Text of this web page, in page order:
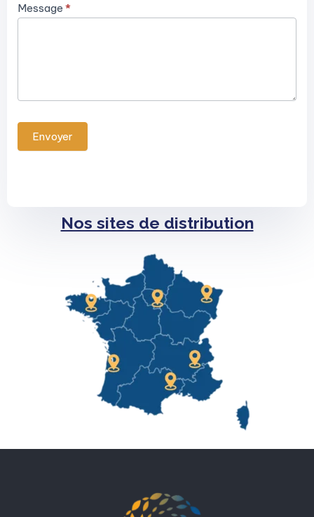
Message *
Envoyer
Nos sites de distribution